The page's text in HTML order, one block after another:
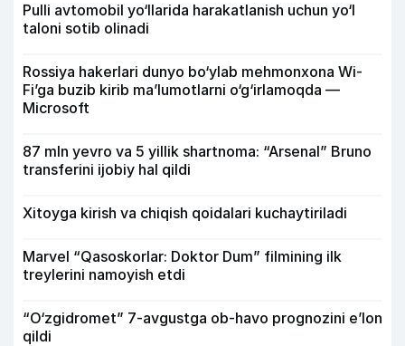
Pulli avtomobil yo‘llarida harakatlanish uchun yo‘l
taloni sotib olinadi
Rossiya hakerlari dunyo bo‘ylab mehmonxona Wi-
Fi’ga buzib kirib ma’lumotlarni o‘g‘irlamoqda —
Microsoft
87 mln yevro va 5 yillik shartnoma: “Arsenal” Bruno
transferini ijobiy hal qildi
Xitoyga kirish va chiqish qoidalari kuchaytiriladi
Marvel “Qasoskorlar: Doktor Dum” filmining ilk
treylerini namoyish etdi
“O‘zgidromet” 7-avgustga ob-havo prognozini e’lon
qildi